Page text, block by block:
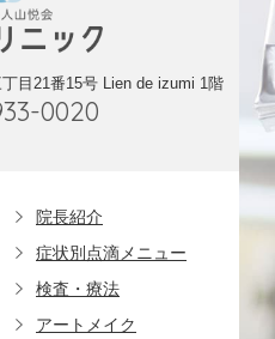
目21番15号 Lien de izumi 1階
0020
院長紹介
症状別点滴メニュー
検査・療法
アートメイク